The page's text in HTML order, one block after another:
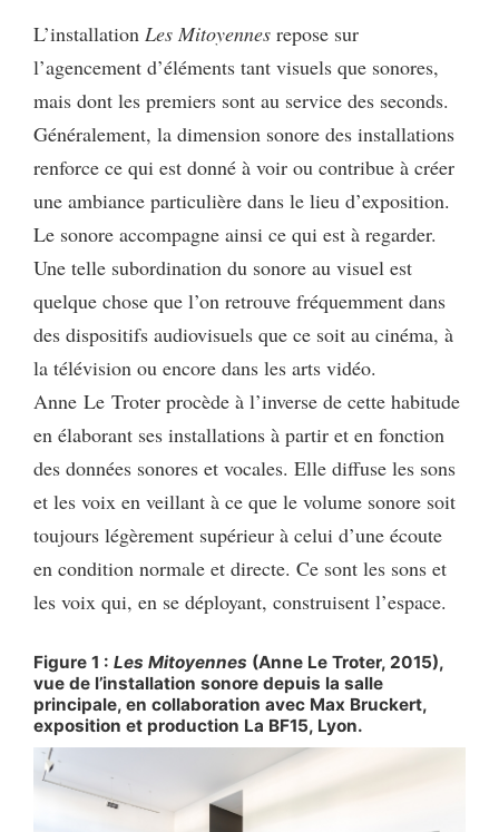
L’installation Les Mitoyennes repose sur
l’agencement d’éléments tant visuels que sonores,
mais dont les premiers sont au service des seconds.
Généralement, la dimension sonore des installations
renforce ce qui est donné à voir ou contribue à créer
une ambiance particulière dans le lieu d’exposition.
Le sonore accompagne ainsi ce qui est à regarder.
Une telle subordination du sonore au visuel est
quelque chose que l’on retrouve fréquemment dans
des dispositifs audiovisuels que ce soit au cinéma, à
la télévision ou encore dans les arts vidéo.
Anne Le Troter procède à l’inverse de cette habitude
en élaborant ses installations à partir et en fonction
des données sonores et vocales. Elle diffuse les sons
et les voix en veillant à ce que le volume sonore soit
toujours légèrement supérieur à celui d’une écoute
en condition normale et directe. Ce sont les sons et
les voix qui, en se déployant, construisent l’espace.
Figure 1 : Les Mitoyennes (Anne Le Troter, 2015),
vue de l’installation sonore depuis la salle
principale, en collaboration avec Max Bruckert,
exposition et production La BF15, Lyon.